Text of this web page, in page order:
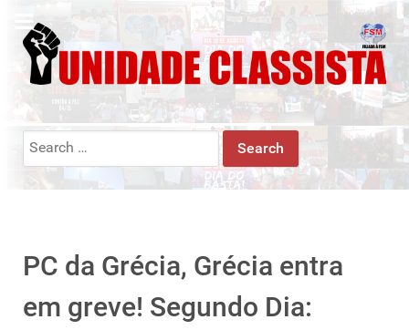
Search
PC da Grécia, Grécia entra
em greve! Segundo Dia: